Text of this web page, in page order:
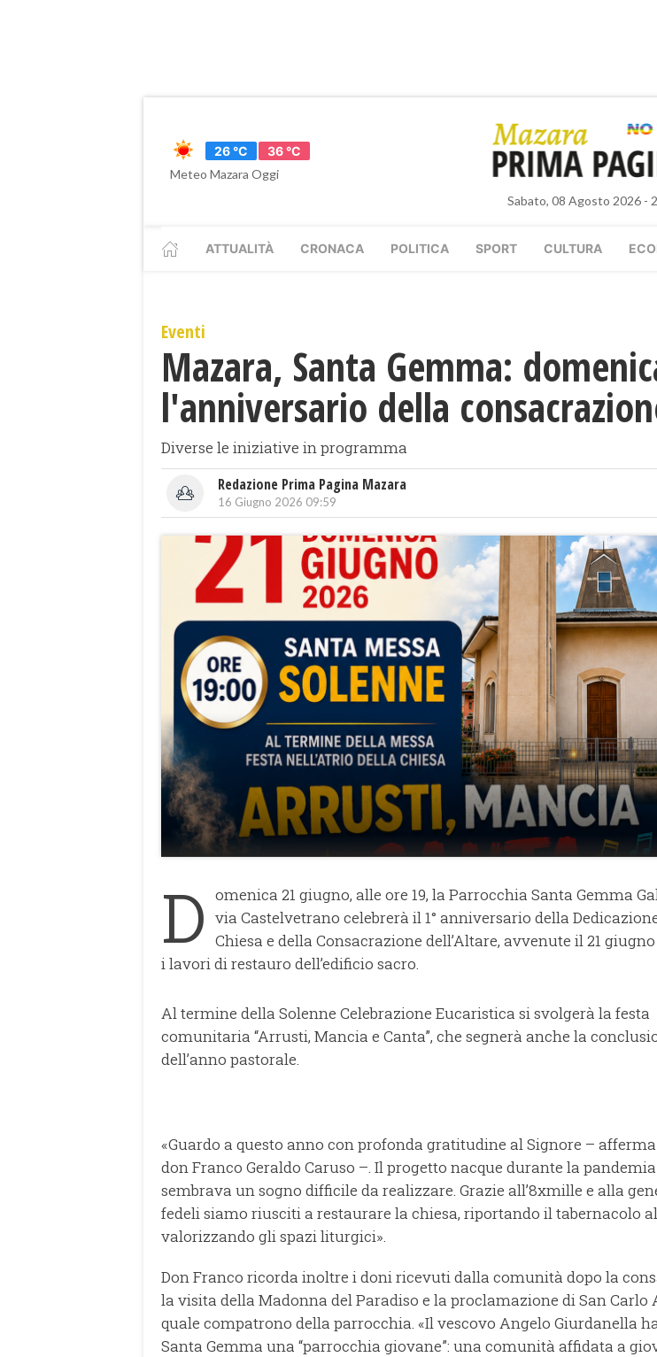
26 °C
36 °C
Meteo Mazara Oggi
Sabato, 08 Agosto 2026 -
ATTUALITÀ CRONACA POLITICA SPORT CULTURA
Eventi
Mazara, Santa Gemma:
l'anniversario della
Diverse le iniziative in programma
Redazione Prima Pagina Mazara
16 Giugno 2026 09:59
D omenica 21 giugno, alle ore 19, la Parrocchia Santa Gemma
via Castelvetrano celebrerà il 1° anniversario della
Chiesa e della Consacrazione dell’Altare, avvenute il 21 giugno
i lavori di restauro dell’edificio sacro.
Al termine della Solenne Celebrazione Eucaristica si svolgerà la festa
comunitaria “Arrusti, Mancia e Canta”, che segnerà anche la
dell’anno pastorale.
«Guardo a questo anno con profonda gratitudine al Signore –
don Franco Geraldo Caruso –. Il progetto nacque durante la
sembrava un sogno difficile da realizzare. Grazie all’8xmille e alla
fedeli siamo riusciti a restaurare la chiesa, riportando il tabernacolo
valorizzando gli spazi liturgici».
Don Franco ricorda inoltre i doni ricevuti dalla comunità dopo la
la visita della Madonna del Paradiso e la proclamazione di San Carlo
quale compatrono della parrocchia. «Il vescovo Angelo Giurdanella
Santa Gemma una “parrocchia giovane”: una comunità affidata a